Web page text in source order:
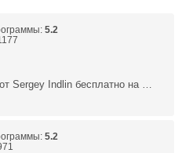
5.2
Sergey Indlin бесплатно на …
5.2